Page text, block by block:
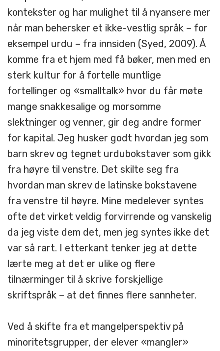
kontekster og har mulighet til å nyansere mer
når man behersker et ikke-vestlig språk – for
eksempel urdu – fra innsiden (Syed, 2009). Å
komme fra et hjem med få bøker, men med en
sterk kultur for å fortelle muntlige
fortellinger og «smalltalk» hvor du får møte
mange snakkesalige og morsomme
slektninger og venner, gir deg andre former
for kapital. Jeg husker godt hvordan jeg som
barn skrev og tegnet urdubokstaver som gikk
fra høyre til venstre. Det skilte seg fra
hvordan man skrev de latinske bokstavene
fra venstre til høyre. Mine medelever syntes
ofte det virket veldig forvirrende og vanskelig
da jeg viste dem det, men jeg syntes ikke det
var så rart. I etterkant tenker jeg at dette
lærte meg at det er ulike og flere
tilnærminger til å skrive forskjellige
skriftspråk – at det finnes flere sannheter.
Ved å skifte fra et mangelperspektiv på
minoritetsgrupper, der elever «mangler»